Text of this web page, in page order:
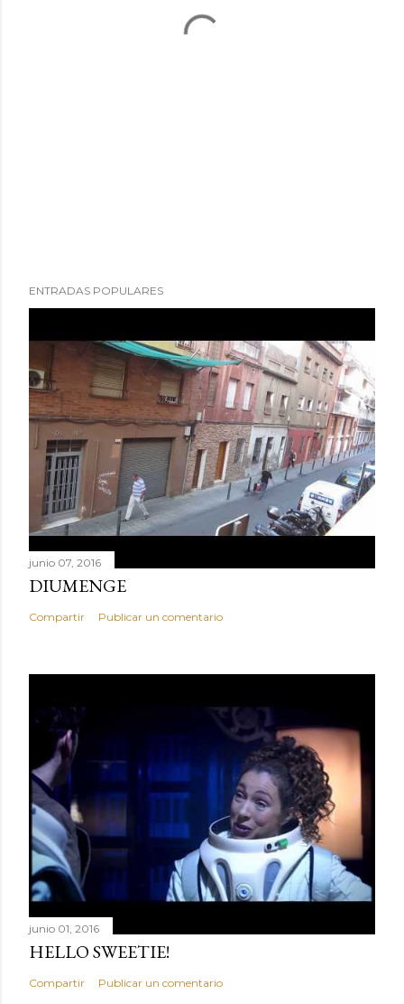
ENTRADAS POPULARES
junio 07, 2016
DIUMENGE
Compartir Publicar un comentario
junio 01, 2016
HELLO SWEETIE!
Compartir Publicar un comentario